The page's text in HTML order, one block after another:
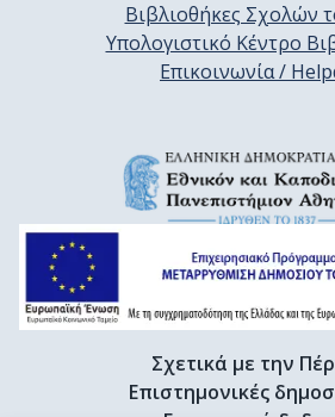
Βιβλιοθήκες Σχολών
Υπολογιστικό Κέντρο
Επικοινωνία /
Σχετικά με την
Επιστημονικές